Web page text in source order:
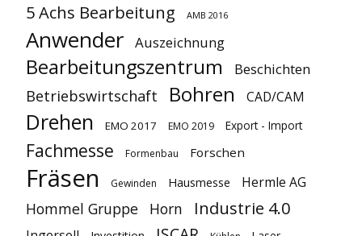
5 Achs Bearbeitung AMB 2016
Anwender Auszeichnung
Bearbeitungszentrum Beschichten
Betriebswirtschaft Bohren CAD/CAM
Drehen EMO 2017 EMO 2019 Export - Import
Fachmesse Formenbau Forschen
Fräsen Gewinden Hausmesse Hermle AG
Hommel Gruppe Horn Industrie 4.0